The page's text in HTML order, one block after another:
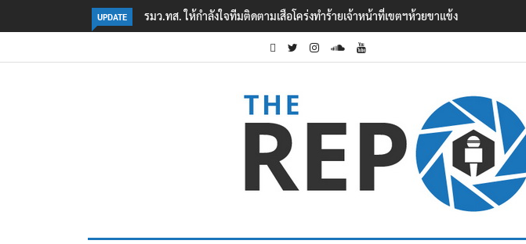
UPDATE ‘ภาคประชาสังคม’ รวมตัวคัดค้าน ‘มิน ออง ไลง์’ เยือนไทย ขึงป้าย ‘ไม่ต้อนรับอาชญากร’